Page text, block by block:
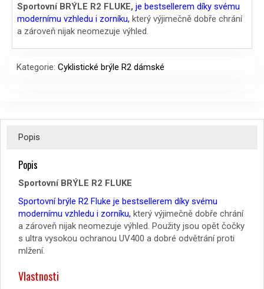
Sportovní BRÝLE R2 FLUKE, je bestsellerem díky svému
modernímu vzhledu i zorníku, který výjimečně dobře chrání
a zároveň nijak neomezuje výhled.
Kategorie: Cyklistické brýle R2 dámské
Popis
Popis
Sportovní BRÝLE R2 FLUKE
Sportovní brýle R2 Fluke je bestsellerem díky svému
modernímu vzhledu i zorníku, který výjimečně dobře chrání
a zároveň nijak neomezuje výhled. Použity jsou opět čočky
s ultra vysokou ochranou UV400 a dobré odvětrání proti
mlžení.
Vlastnosti